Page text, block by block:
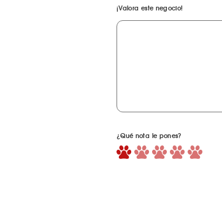
¡Valora este negocio!
¿Qué nota le pones?